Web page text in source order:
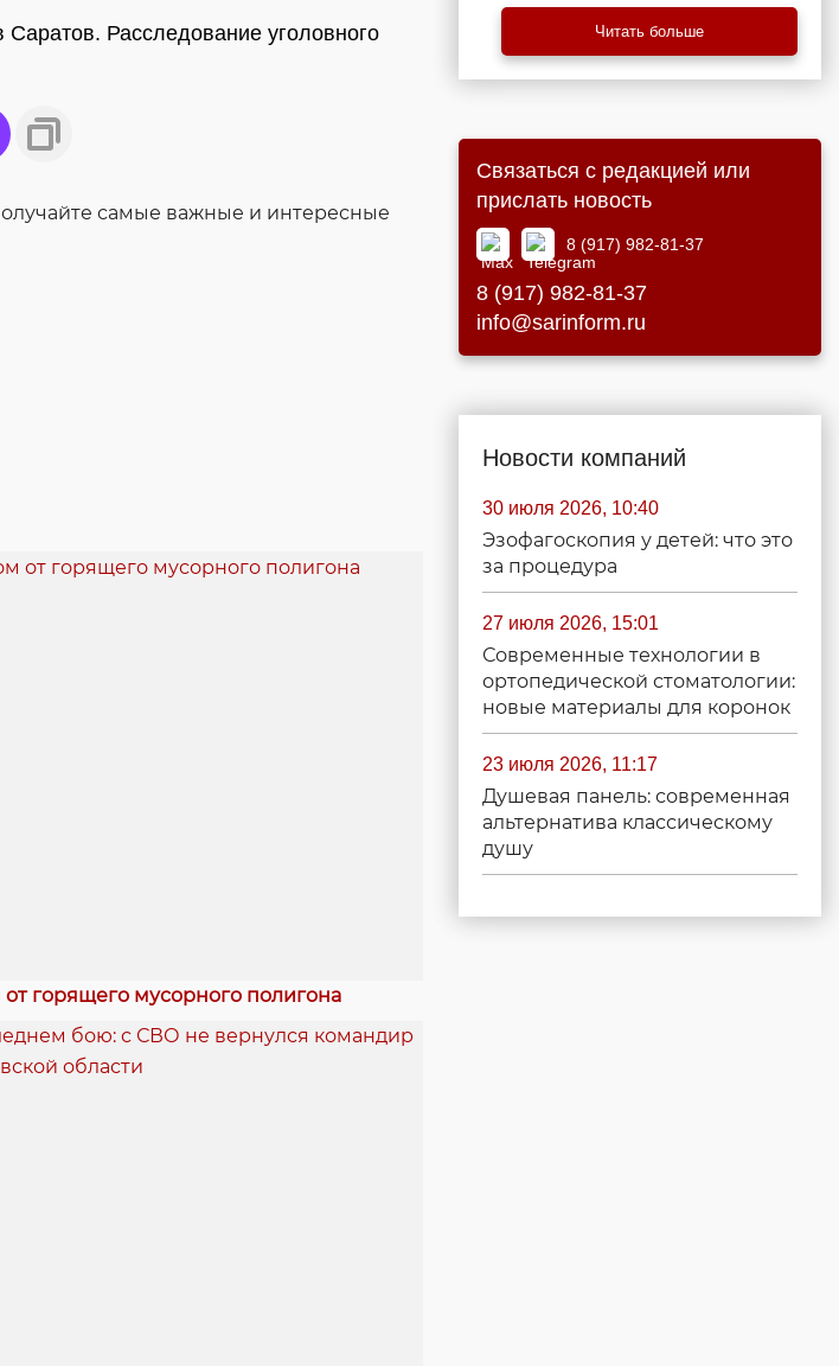
Расследование уголовного
самые важные и интересные
горящего мусорного полигона
Читать больше
Связаться с редакцией или
прислать новость
8 (917) 982-81-37
8 (917) 982-81-37
info@sarinform.ru
Новости компаний
30 июля 2026, 10:40
Эзофагоскопия у детей: что это
за процедура
27 июля 2026, 15:01
Современные технологии в
ортопедической стоматологии:
новые материалы для коронок
23 июля 2026, 11:17
Душевая панель: современная
альтернатива классическому
душу